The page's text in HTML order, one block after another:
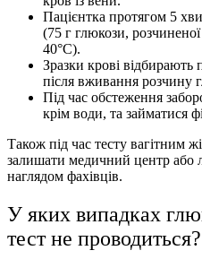
Пацієнтка протягом 5
(75 г глюкози,
40°С).
Зразки крові відбирають
після вживання розчину
Під час обстеження
крім води, та займатися
Також під час тесту вагітним
залишати медичний центр або
наглядом фахівців.
У яких випадках
тест не проводиться?